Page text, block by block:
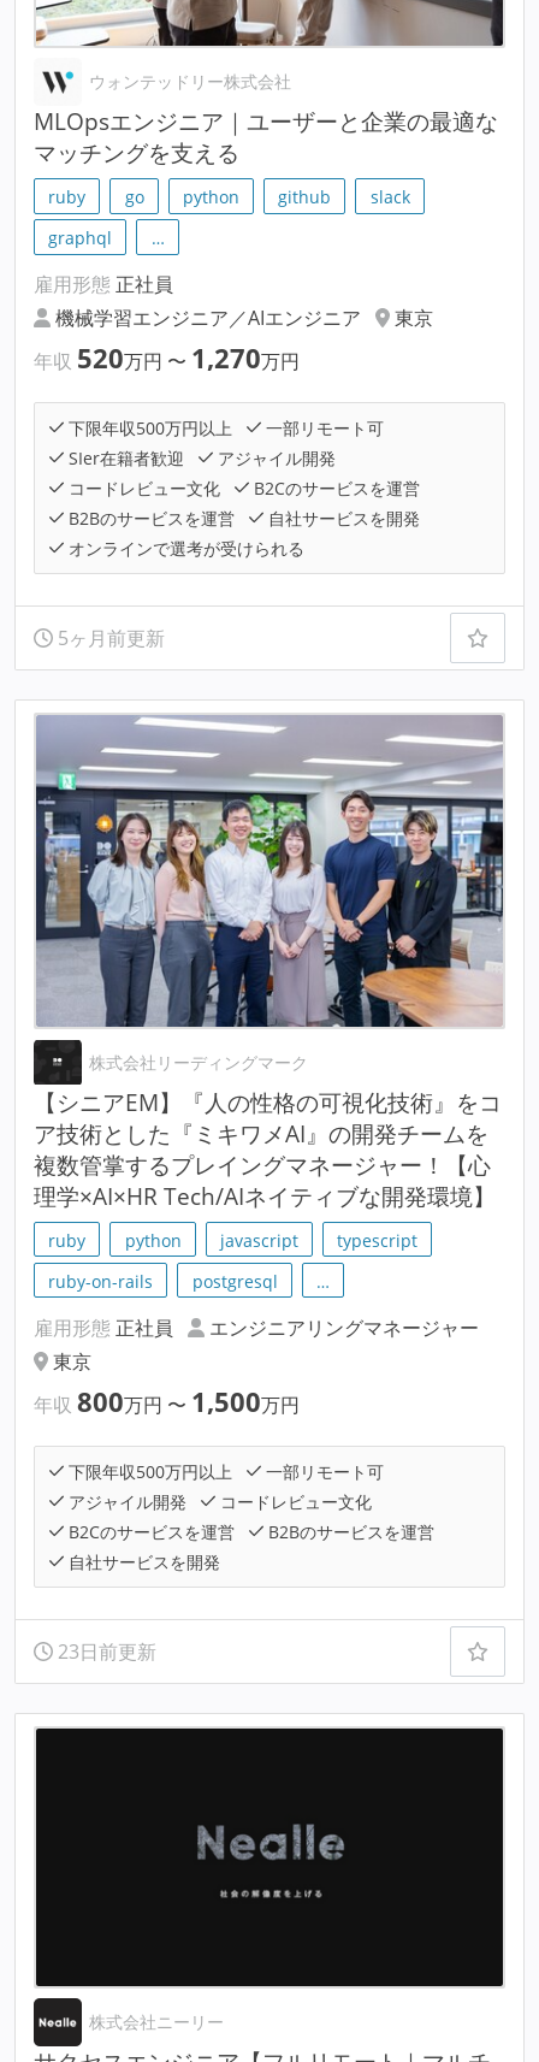
ウォンテッドリー株式会社
MLOpsエンジニア｜ユーザーと企業の最適な
マッチングを支える
ruby go python github
slack
graphql
…
雇用形態 正社員
機械学習エンジニア／AIエンジニア
東京
年収 520万円 〜 1,270万円
下限年収500万円以上
一部リモート可
SIer在籍者歓迎
アジャイル開発
コードレビュー文化
B2Cのサービスを運営
B2Bのサービスを運営
自社サービスを開発
オンラインで選考が受けられる
5ヶ月前更新
株式会社リーディングマーク
【シニアEM】『人の性格の可視化技術』をコ
ア技術とした『ミキワメAI』の開発チームを
複数管掌するプレイングマネージャー！【心
理学×AI×HR Tech/AIネイティブな開発環境】
ruby python javascript
typescript
ruby-on-rails
postgresql …
雇用形態 正社員
エンジニアリングマネージャー
東京
年収 800万円 〜 1,500万円
下限年収500万円以上
一部リモート可
アジャイル開発
コードレビュー文化
B2Cのサービスを運営
B2Bのサービスを運営
自社サービスを開発
23日前更新
株式会社ニーリー